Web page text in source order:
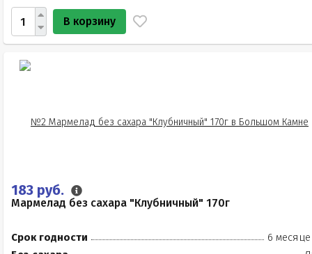
В корзину
183 руб.
Мармелад без сахара "Клубничный" 170г
Срок годности
6